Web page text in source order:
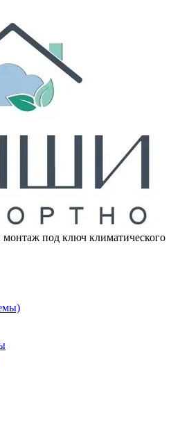
под ключ климатического